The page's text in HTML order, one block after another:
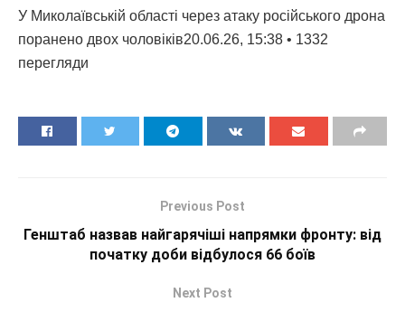
У Миколаївській області через атаку російського дрона
поранено двох чоловіків20.06.26, 15:38 • 1332
перегляди
Previous Post
Генштаб назвав найгарячіші напрямки фронту: від
початку доби відбулося 66 боїв
Next Post